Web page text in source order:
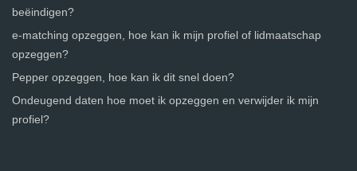
beëindigen?
e-matching opzeggen, hoe kan ik mijn profiel of lidmaatschap
opzeggen?
Pepper opzeggen, hoe kan ik dit snel doen?
Ondeugend daten hoe moet ik opzeggen en verwijder ik mijn
profiel?